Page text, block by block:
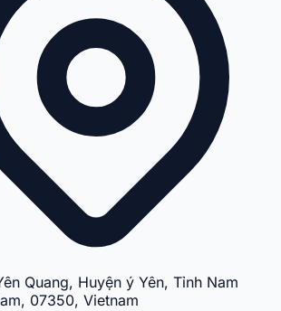
Quang, Huyện ý Yên, Tỉnh Nam
07350, Vietnam